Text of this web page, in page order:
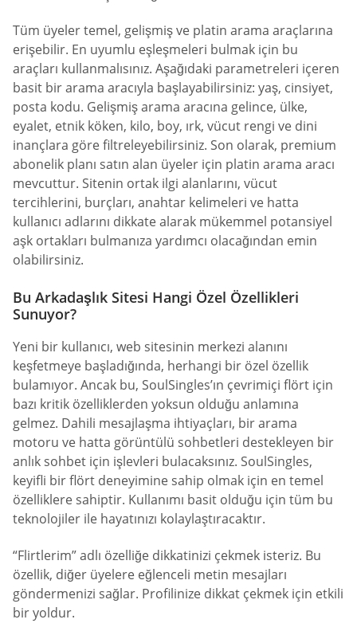
Tüm üyeler temel, gelişmiş ve platin arama araçlarına
erişebilir. En uyumlu eşleşmeleri bulmak için bu
araçları kullanmalısınız. Aşağıdaki parametreleri içeren
basit bir arama aracıyla başlayabilirsiniz: yaş, cinsiyet,
posta kodu. Gelişmiş arama aracına gelince, ülke,
eyalet, etnik köken, kilo, boy, ırk, vücut rengi ve dini
inançlara göre filtreleyebilirsiniz. Son olarak, premium
abonelik planı satın alan üyeler için platin arama aracı
mevcuttur. Sitenin ortak ilgi alanlarını, vücut
tercihlerini, burçları, anahtar kelimeleri ve hatta
kullanıcı adlarını dikkate alarak mükemmel potansiyel
aşk ortakları bulmanıza yardımcı olacağından emin
olabilirsiniz.
Bu Arkadaşlık Sitesi Hangi Özel Özellikleri
Sunuyor?
Yeni bir kullanıcı, web sitesinin merkezi alanını
keşfetmeye başladığında, herhangi bir özel özellik
bulamıyor. Ancak bu, SoulSingles’ın çevrimiçi flört için
bazı kritik özelliklerden yoksun olduğu anlamına
gelmez. Dahili mesajlaşma ihtiyaçları, bir arama
motoru ve hatta görüntülü sohbetleri destekleyen bir
anlık sohbet için işlevleri bulacaksınız. SoulSingles,
keyifli bir flört deneyimine sahip olmak için en temel
özelliklere sahiptir. Kullanımı basit olduğu için tüm bu
teknolojiler ile hayatınızı kolaylaştıracaktır.
“Flirtlerim” adlı özelliğe dikkatinizi çekmek isteriz. Bu
özellik, diğer üyelere eğlenceli metin mesajları
göndermenizi sağlar. Profilinize dikkat çekmek için etkili
bir yoldur.